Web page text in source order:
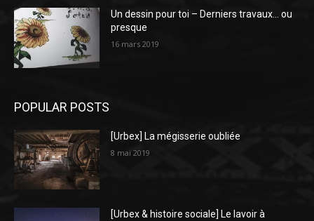
Un dessin pour toi – Derniers travaux… ou
presque
16 mars 2019
POPULAR POSTS
[Urbex] La mégisserie oubliée
8 mai 2019
[Urbex & histoire sociale] Le lavoir à